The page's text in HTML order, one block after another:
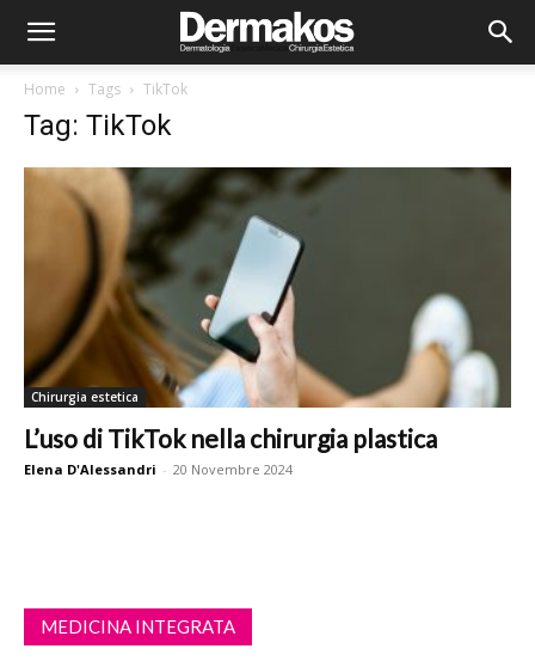
Home Tags TikTok
Tag: TikTok
Chirurgia estetica
L’uso di TikTok nella chirurgia plastica
Elena D'Alessandri - 20 Novembre 2024
MEDICINA INTEGRATA